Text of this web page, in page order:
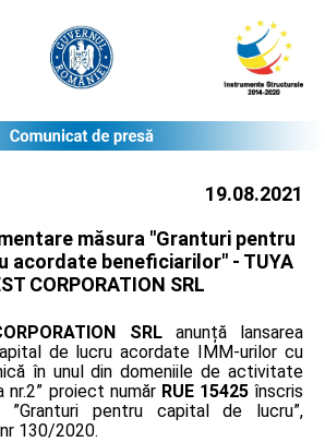
19.08.2021
măsura "Granturi pentru
acordate beneficiarilor" - TUYA
CORPORATION SRL
SRLanunță lansarea
de lucru acordate IMM-urilor cu
în unul din domeniile de activitate
nr.2” proiect număr RUE 15425înscris
pentru capital de lucru”,
130/2020.